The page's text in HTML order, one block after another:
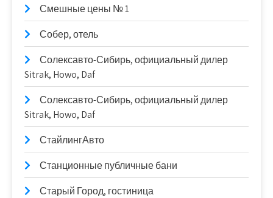
Смешные цены № 1
Собер, отель
Солексавто-Сибирь, официальный дилер
Sitrak, Howo, Daf
Солексавто-Сибирь, официальный дилер
Sitrak, Howo, Daf
СтайлингАвто
Станционные публичные бани
Старый Город, гостиница